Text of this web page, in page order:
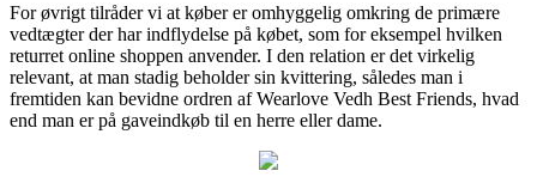
For øvrigt tilråder vi at køber er omhyggelig omkring de primære
vedtægter der har indflydelse på købet, som for eksempel hvilken
returret online shoppen anvender. I den relation er det virkelig
relevant, at man stadig beholder sin kvittering, således man i
fremtiden kan bevidne ordren af Wearlove Vedh Best Friends, hvad
end man er på gaveindkøb til en herre eller dame.